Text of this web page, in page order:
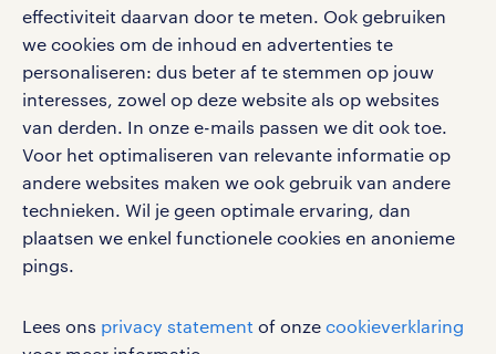
effectiviteit daarvan door te meten. Ook gebruiken
we cookies om de inhoud en advertenties te
personaliseren: dus beter af te stemmen op jouw
interesses, zowel op deze website als op websites
van derden. In onze e-mails passen we dit ook toe.
Voor het optimaliseren van relevante informatie op
andere websites maken we ook gebruik van andere
technieken. Wil je geen optimale ervaring, dan
plaatsen we enkel functionele cookies en anonieme
pings.
Lees ons privacy statement of onze cookieverklaring
Volg ons voor de leukste content omtrent
vacatures, solliciteren en inspiratie.
werken bij randstad
gebruikersvoorwaarden
privacystatement
cookies